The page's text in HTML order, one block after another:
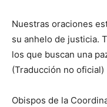
Nuestras oraciones
su anhelo de justicia.
los que buscan una
(Traducción no oficial)
Obispos de la